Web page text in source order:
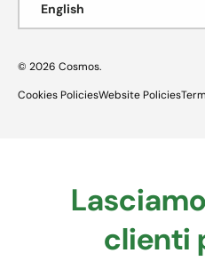
English
© 2026 Cosmos.
Cookies PoliciesWebsite Policies
clienti